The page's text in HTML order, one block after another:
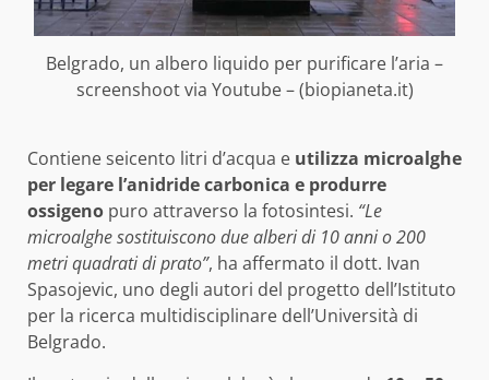
Belgrado, un albero liquido per purificare l’aria –
screenshoot via Youtube – (biopianeta.it)
Contiene seicento litri d’acqua e utilizza microalghe
per legare l’anidride carbonica e produrre
ossigeno puro attraverso la fotosintesi. “Le
microalghe sostituiscono due alberi di 10 anni o 200
metri quadrati di prato”, ha affermato il dott. Ivan
Spasojevic, uno degli autori del progetto dell’Istituto
per la ricerca multidisciplinare dell’Università di
Belgrado.